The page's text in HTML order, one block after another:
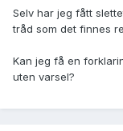
Selv har jeg fått
tråd som det finnes
Kan jeg få en
uten varsel?